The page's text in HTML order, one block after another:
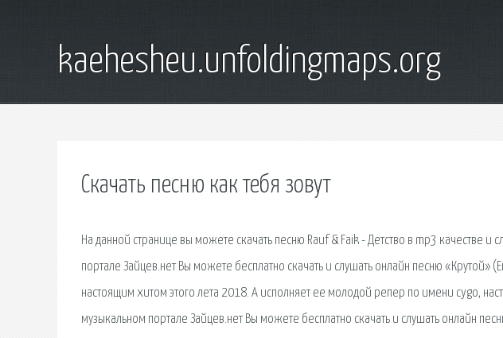
kaehesheu.unfoldingmaps.org
Скачать песню как тебя зовут
На данной странице вы можете скачать песню Rauf & Faik - Детство в mp3 качестве и
портале Зайцев.нет Вы можете бесплатно скачать и слушать онлайн песню «Крутой»
настоящим хитом этого лета 2018. А исполняет ее молодой репер по имени cygo,
музыкальном портале Зайцев.нет Вы можете бесплатно скачать и слушать онлайн